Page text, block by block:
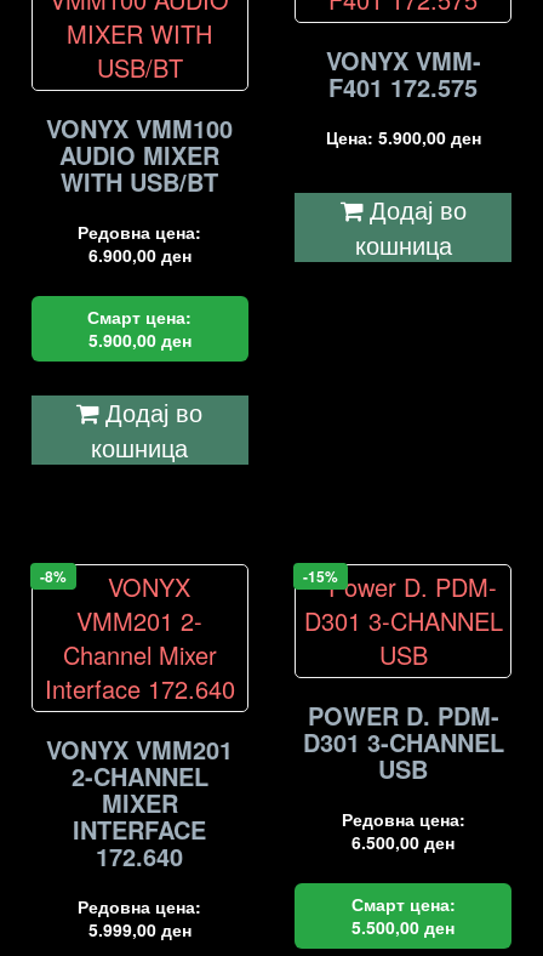
VONYX VMM100
AUDIO MIXER
WITH USB/BT
Редовна цена:
6.900,00 ден
Смарт цена:
5.900,00 ден
Додај во
кошница
VONYX VMM-
F401 172.575
Цена: 5.900,00 ден
Додај во
кошница
-8%
VONYX VMM201
2-CHANNEL
MIXER
INTERFACE
172.640
Редовна цена:
5.999,00 ден
-15%
POWER D. PDM-
D301 3-CHANNEL
USB
Редовна цена:
6.500,00ден
Смарт цена:
5.500,00ден